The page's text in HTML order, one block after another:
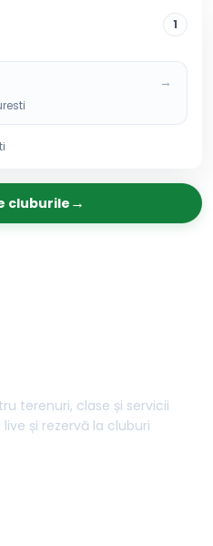
1
→
cluburile →
terenuri, clase și servicii
și rezervă la cluburi